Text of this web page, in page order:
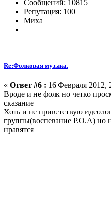
Сообщений: 10815
Репутация: 100
Миха
Re:Фолковая музыка.
« Ответ #6 : 16 Февраля 2012,
Вроде и не фолк но четко
сказание
Хоть и не приветствую
группы(воспевание Р.О.А) но
нравятся